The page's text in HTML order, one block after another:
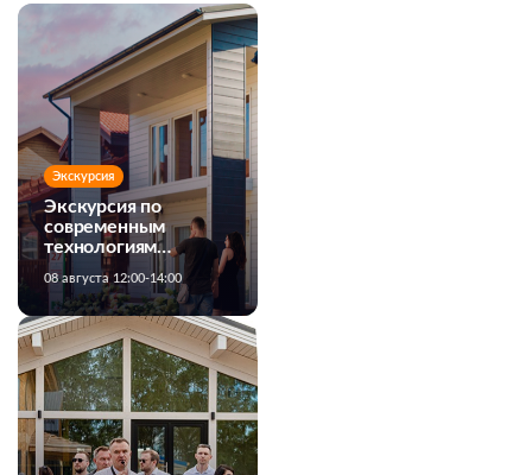
Экскурсия
Экскурсия по
современным
технологиям
строительства
загородных домов
08 августа 12:00-14:00